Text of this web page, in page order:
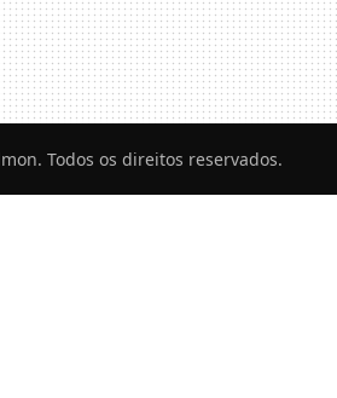
Todos os direitos reservados.